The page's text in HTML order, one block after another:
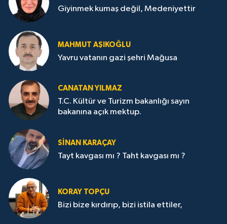
Giyinmek kumaş değil, Medeniyettir
MAHMUT AŞIKOĞLU
Yavru vatanın gazi şehri Mağusa
CANATAN YILMAZ
T.C. Kültür ve Turizm bakanlığı sayın
bakanına açık mektup.
SİNAN KARAÇAY
Tayt kavgası mı ? Taht kavgası mı ?
KORAY TOPÇU
Bizi bize kırdırıp, bizi istila ettiler,